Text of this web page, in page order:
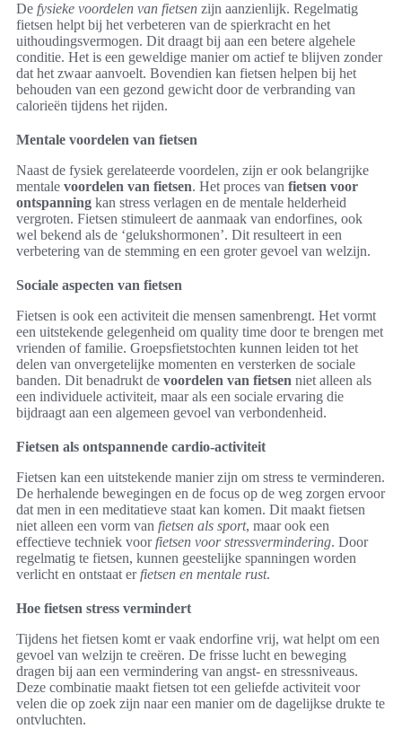
De fysieke voordelen van fietsen zijn aanzienlijk. Regelmatig
fietsen helpt bij het verbeteren van de spierkracht en het
uithoudingsvermogen. Dit draagt bij aan een betere algehele
conditie. Het is een geweldige manier om actief te blijven zonder
dat het zwaar aanvoelt. Bovendien kan fietsen helpen bij het
behouden van een gezond gewicht door de verbranding van
calorieën tijdens het rijden.
Mentale voordelen van fietsen
Naast de fysiek gerelateerde voordelen, zijn er ook belangrijke
mentale voordelen van fietsen. Het proces van fietsen voor
ontspanning kan stress verlagen en de mentale helderheid
vergroten. Fietsen stimuleert de aanmaak van endorfines, ook
wel bekend als de ‘gelukshormonen’. Dit resulteert in een
verbetering van de stemming en een groter gevoel van welzijn.
Sociale aspecten van fietsen
Fietsen is ook een activiteit die mensen samenbrengt. Het vormt
een uitstekende gelegenheid om quality time door te brengen met
vrienden of familie. Groepsfietstochten kunnen leiden tot het
delen van onvergetelijke momenten en versterken de sociale
banden. Dit benadrukt de voordelen van fietsen niet alleen als
een individuele activiteit, maar als een sociale ervaring die
bijdraagt aan een algemeen gevoel van verbondenheid.
Fietsen als ontspannende cardio-activiteit
Fietsen kan een uitstekende manier zijn om stress te verminderen.
De herhalende bewegingen en de focus op de weg zorgen ervoor
dat men in een meditatieve staat kan komen. Dit maakt fietsen
niet alleen een vorm van fietsen als sport, maar ook een
effectieve techniek voor fietsen voor stressvermindering. Door
regelmatig te fietsen, kunnen geestelijke spanningen worden
verlicht en ontstaat er fietsen en mentale rust.
Hoe fietsen stress vermindert
Tijdens het fietsen komt er vaak endorfine vrij, wat helpt om een
gevoel van welzijn te creëren. De frisse lucht en beweging
dragen bij aan een vermindering van angst- en stressniveaus.
Deze combinatie maakt fietsen tot een geliefde activiteit voor
velen die op zoek zijn naar een manier om de dagelijkse drukte te
ontvluchten.